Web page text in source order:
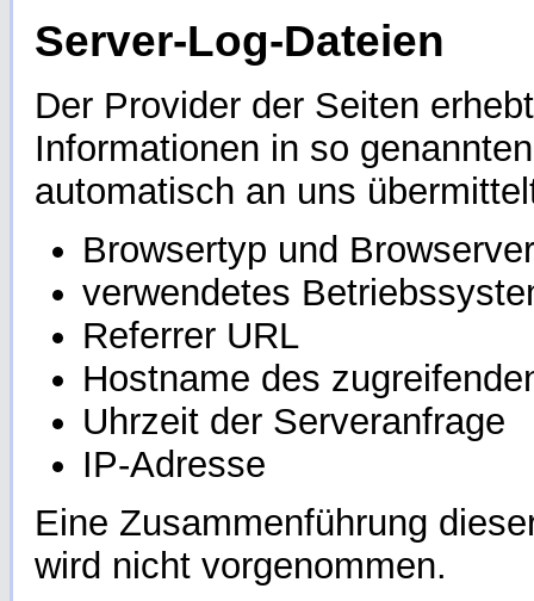
Server-Log-Dateien
Der Provider der Seiten
Informationen in so
automatisch an uns
Browsertyp und
verwendetes
Referrer URL
Hostname des
Uhrzeit der Serveranfrage
IP-Adresse
Eine Zusammenführung
wird nicht vorgenommen.